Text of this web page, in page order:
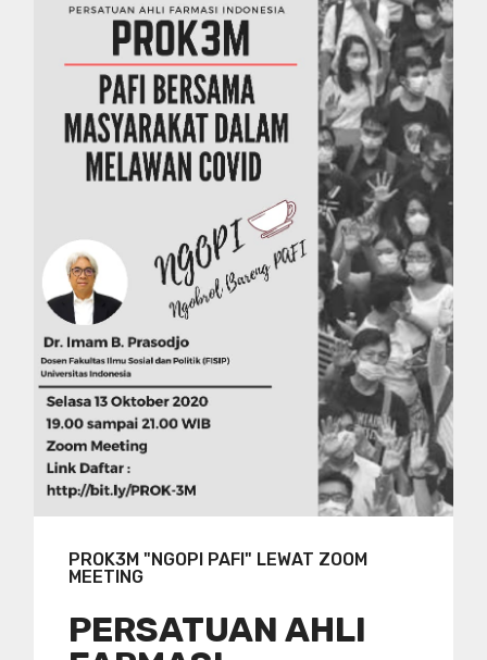
PROK3M "NGOPI PAFI" LEWAT ZOOM
MEETING
PERSATUAN AHLI